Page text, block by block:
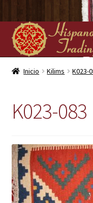
Ir
a
la
navegación
Ir
al
contenido
Inicio
Kilims
Contacto
Inicio Kilims K023-
K023-083